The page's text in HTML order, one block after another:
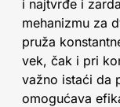
i najtvrđe i
mehanizmu za
pruža
vek, čak i pri
važno istaći da
omogućava